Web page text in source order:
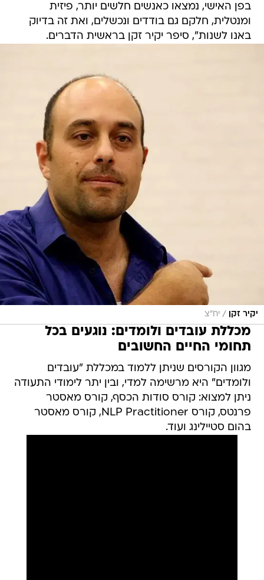
בפן האישי, נמצאו כאנשים חלשים יותר, פיזית
ומנטלית, חלקם גם בודדים ונכשלים, ואת זה בדיוק
באנו לשנות", סיפר יקיר זקן בראשית הדברים.
יקיר זקן / יח"צ
מכללת עובדים ולומדים: נוגעים בכל
תחומי החיים החשובים
מגוון הקורסים שניתן ללמוד במכללת "עובדים
ולומדים" היא מרשימה למדי, ובין יתר לימודי התעודה
ניתן למצוא: קורס סודות הכסף, קורס מאסטר
פרנטס, קורס NLP Practitioner, קורס מאסטר
בהום סטיילינג ועוד.